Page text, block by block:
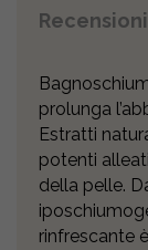
prolunga
Estratti
potenti
della pelle.
rinfrescante